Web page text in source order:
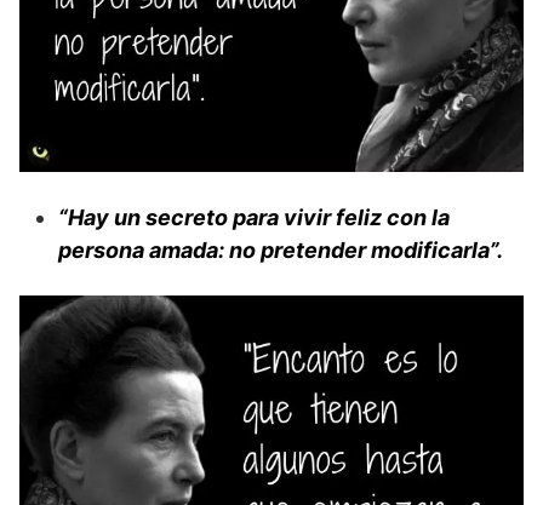
“Hay un secreto para vivir feliz con la
persona amada: no pretender modificarla”.